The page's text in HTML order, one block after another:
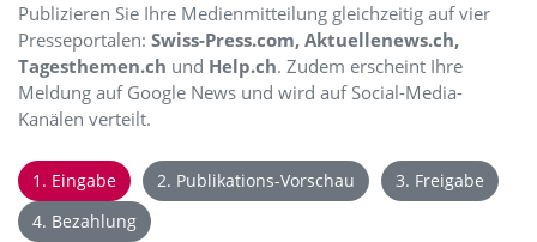
Publizieren Sie Ihre Medienmitteilung gleichzeitig auf vier
Presseportalen: Swiss-Press.com, Aktuellenews.ch,
Tagesthemen.ch und Help.ch. Zudem erscheint Ihre
Meldung auf Google News und wird auf Social-Media-
Kanälen verteilt.
1. Eingabe 2. Publikations-Vorschau
3. Freigabe
4. Bezahlung